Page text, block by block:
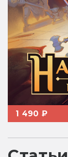
1 490 ₽